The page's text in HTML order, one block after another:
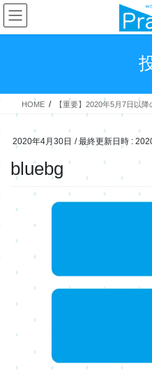
コ
ン
テ
ス
ナ
ビ
ゲ
ン
HOME 【重要】2020年5月7日以
2020年4月30日 / 最終更新日時 :
bluebg